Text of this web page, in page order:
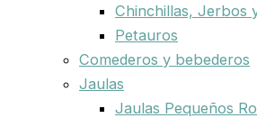
Chinchillas, Jerbos
Petauros
Comederos y bebederos
Jaulas
Jaulas Pequeños